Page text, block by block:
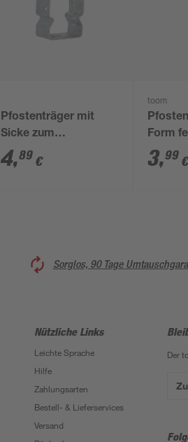
Pfostenträger mit
Sicke zum
Aufschrauben 9,1 x 15
x 6
4,89 €
toom
Form
cm
3,99
Sorglos, 90 Tage
Nützliche Links
Leichte Sprache
Hilfe
Zahlungsarten
Bestell- & Lieferservices
Versand
Der